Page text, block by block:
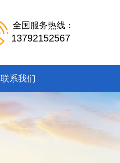
全国服务热线：
13792152567
联系我们